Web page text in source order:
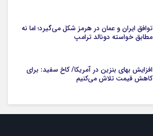
توافق ایران و عمان در هرمز شکل می‌گیرد؛ اما نه
مطابق خواسته دونالد ترامپ
افزایش بهای بنزین در آمریکا/ کاخ سفید: برای
کاهش قیمت تلاش می‌کنیم